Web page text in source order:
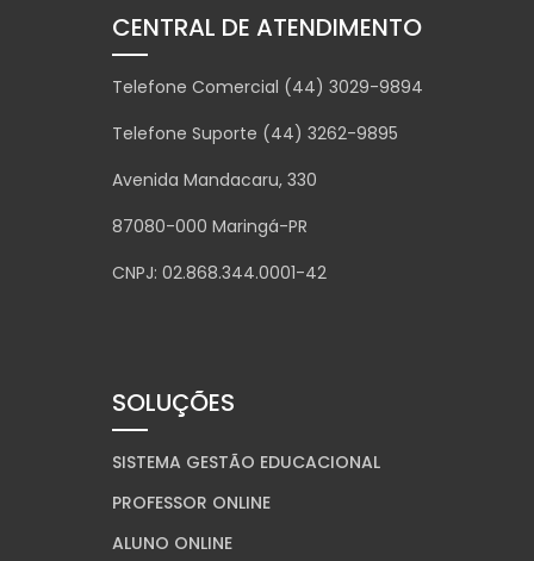
CENTRAL DE ATENDIMENTO
Telefone Comercial (44) 3029-9894
Telefone Suporte (44) 3262-9895
Avenida Mandacaru, 330
87080-000 Maringá-PR
CNPJ: 02.868.344.0001-42
SOLUÇÕES
SISTEMA GESTÃO EDUCACIONAL
PROFESSOR ONLINE
ALUNO ONLINE